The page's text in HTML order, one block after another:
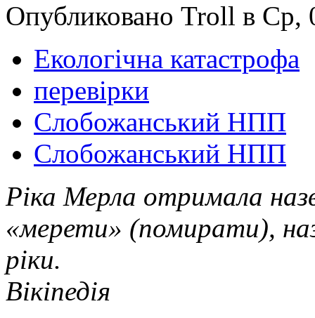
Опубликовано Troll в Ср,
Екологічна катастрофа
перевірки
Слобожанський НПП
Слобожанський НПП
Ріка Мерла отримала
«мерети» (помирати),
ріки.
Вікіпедія